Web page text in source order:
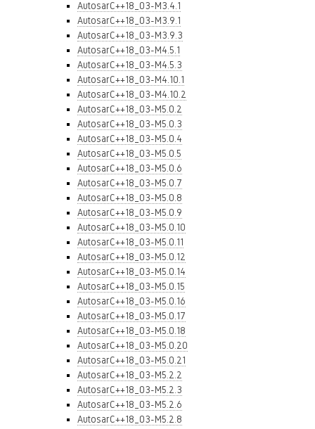
AutosarC++18_03-M3.4.1
AutosarC++18_03-M3.9.1
AutosarC++18_03-M3.9.3
AutosarC++18_03-M4.5.1
AutosarC++18_03-M4.5.3
AutosarC++18_03-M4.10.1
AutosarC++18_03-M4.10.2
AutosarC++18_03-M5.0.2
AutosarC++18_03-M5.0.3
AutosarC++18_03-M5.0.4
AutosarC++18_03-M5.0.5
AutosarC++18_03-M5.0.6
AutosarC++18_03-M5.0.7
AutosarC++18_03-M5.0.8
AutosarC++18_03-M5.0.9
AutosarC++18_03-M5.0.10
AutosarC++18_03-M5.0.11
AutosarC++18_03-M5.0.12
AutosarC++18_03-M5.0.14
AutosarC++18_03-M5.0.15
AutosarC++18_03-M5.0.16
AutosarC++18_03-M5.0.17
AutosarC++18_03-M5.0.18
AutosarC++18_03-M5.0.20
AutosarC++18_03-M5.0.21
AutosarC++18_03-M5.2.2
AutosarC++18_03-M5.2.3
AutosarC++18_03-M5.2.6
AutosarC++18_03-M5.2.8